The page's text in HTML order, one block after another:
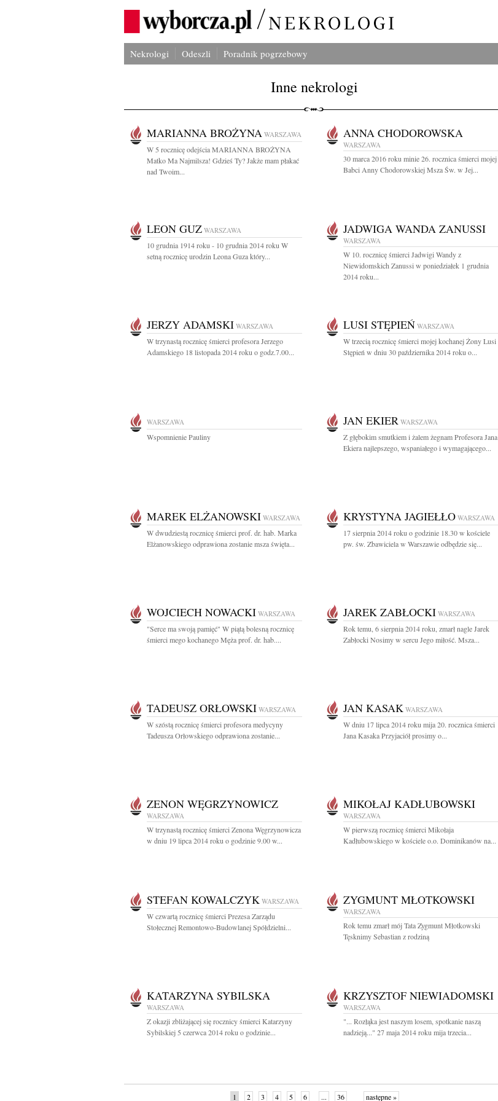
Nekrologi Odeszli Poradnik pogrzebowy
Inne nekrologi
MARIANNA BROŻYNA WARSZAWA
W 5 rocznicę odejścia MARIANNA BROŻYNA
Matko Ma Najmilsza! Gdzieś Ty? Jakże mam płakać
nad Twoim...
ANNA CHODOROWSKA
WARSZAWA
30 marca 2016 roku minie 26. rocznica śmierci mojej
Babci Anny Chodorowskiej Msza Św. w Jej...
LEON GUZ WARSZAWA
10 grudnia 1914 roku - 10 grudnia 2014 roku W
setną rocznicę urodzin Leona Guza który...
JADWIGA WANDA ZANUSSI
WARSZAWA
W 10. rocznicę śmierci Jadwigi Wandy z
Niewidomskich Zanussi w poniedziałek 1 grudnia
2014 roku...
JERZY ADAMSKI WARSZAWA
W trzynastą rocznicę śmierci profesora Jerzego
Adamskiego 18 listopada 2014 roku o godz.7.00...
LUSI STĘPIEŃ WARSZAWA
W trzecią rocznicę śmierci mojej kochanej Żony Lusi
Stępień w dniu 30 października 2014 roku o...
WARSZAWA
Wspomnienie Pauliny
JAN EKIER WARSZAWA
Z głębokim smutkiem i żalem żegnam Profesora Jana
Ekiera najlepszego, wspaniałego i wymagającego...
MAREK ELŻANOWSKI WARSZAWA
W dwudziestą rocznicę śmierci prof. dr. hab. Marka
Elżanowskiego odprawiona zostanie msza święta...
KRYSTYNA JAGIEŁŁO WARSZAWA
17 sierpnia 2014 roku o godzinie 18.30 w kościele
pw. św. Zbawiciela w Warszawie odbędzie się...
WOJCIECH NOWACKI WARSZAWA
"Serce ma swoją pamięć" W piątą bolesną rocznicę
śmierci mego kochanego Męża prof. dr. hab....
JAREK ZABŁOCKI WARSZAWA
Rok temu, 6 sierpnia 2014 roku, zmarł nagle Jarek
Zabłocki Nosimy w sercu Jego miłość. Msza...
TADEUSZ ORŁOWSKI WARSZAWA
W szóstą rocznicę śmierci profesora medycyny
Tadeusza Orłowskiego odprawiona zostanie...
JAN KASAK WARSZAWA
W dniu 17 lipca 2014 roku mija 20. rocznica śmierci
Jana Kasaka Przyjaciół prosimy o...
ZENON WĘGRZYNOWICZ
WARSZAWA
W trzynastą rocznicę śmierci Zenona Węgrzynowicza
w dniu 19 lipca 2014 roku o godzinie 9.00 w...
MIKOŁAJ KADŁUBOWSKI
WARSZAWA
W pierwszą rocznicę śmierci Mikołaja
Kadłubowskiego w kościele o.o. Dominikanów na...
STEFAN KOWALCZYK WARSZAWA
W czwartą rocznicę śmierci Prezesa Zarządu
Stołecznej Remontowo-Budowlanej Spółdzielni...
ZYGMUNT MŁOTKOWSKI
WARSZAWA
Rok temu zmarł mój Tata Zygmunt Młotkowski
Tęsknimy Sebastian z rodziną
KATARZYNA SYBILSKA
WARSZAWA
Z okazji zbliżającej się rocznicy śmierci Katarzyny
Sybilskiej 5 czerwca 2014 roku o godzinie...
KRZYSZTOF NIEWIADOMSKI
WARSZAWA
"... Rozłąka jest naszym losem, spotkanie naszą
nadzieją..." 27 maja 2014 roku mija trzecia...
1 2 3 4 5 6 ... 36 następne »